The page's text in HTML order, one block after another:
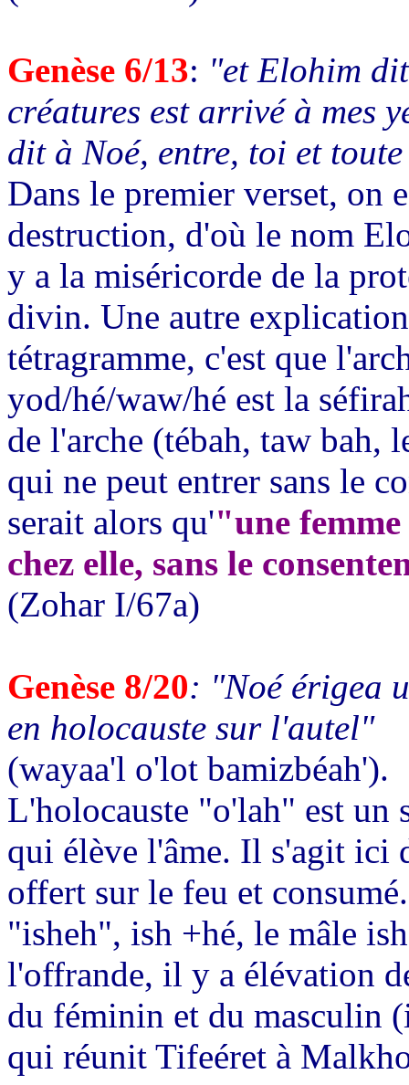
Genèse 6/13: "et Elohim
créatures est arrivé à mes
dit à Noé, entre, toi et
Dans le premier verset, on
destruction, d'où le nom
y a la miséricorde de la
divin. Une autre
tétragramme, c'est que
yod/hé/waw/hé est la
de l'arche (tébah, taw bah,
qui ne peut entrer sans le
serait alors qu'"une
chez elle, sans le
(Zohar I/67a)
Genèse 8/20: "Noé érigea
en holocauste sur l'autel"
(wayaa'l o'lot bamizbéah').
L'holocauste "o'lah" est
qui élève l'âme. Il s'agit ici
offert sur le feu et
"isheh", ish +hé, le mâle
l'offrande, il y a élévation
du féminin et du masculin
qui réunit Tifeéret à